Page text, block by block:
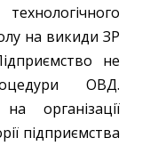
на викиди ЗР
не
ОВД.
організації
підприємства